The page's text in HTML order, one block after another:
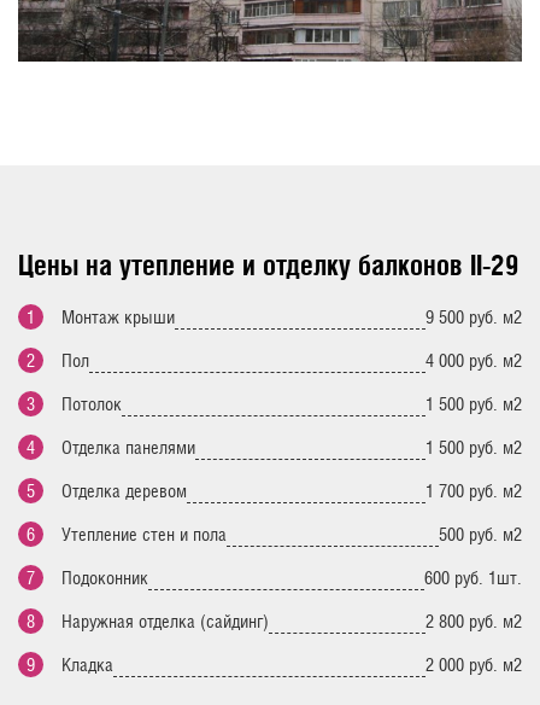
Цены на утепление и отделку балконов II-29
Монтаж крыши 9 500 руб. м2
Пол 4 000 руб. м2
Потолок 1 500 руб. м2
Отделка панелями 1 500 руб. м2
Отделка деревом 1 700 руб. м2
Утепление стен и пола 500 руб. м2
Подоконник 600 руб. 1шт.
Наружная отделка (сайдинг) 2 800 руб. м2
Кладка 2 000 руб. м2